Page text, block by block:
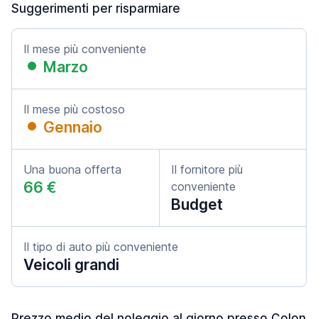
Suggerimenti per risparmiare
Il mese più conveniente
Marzo
Il mese più costoso
Gennaio
Una buona offerta
66 €
Il fornitore più
conveniente
Budget
Il tipo di auto più conveniente
Veicoli grandi